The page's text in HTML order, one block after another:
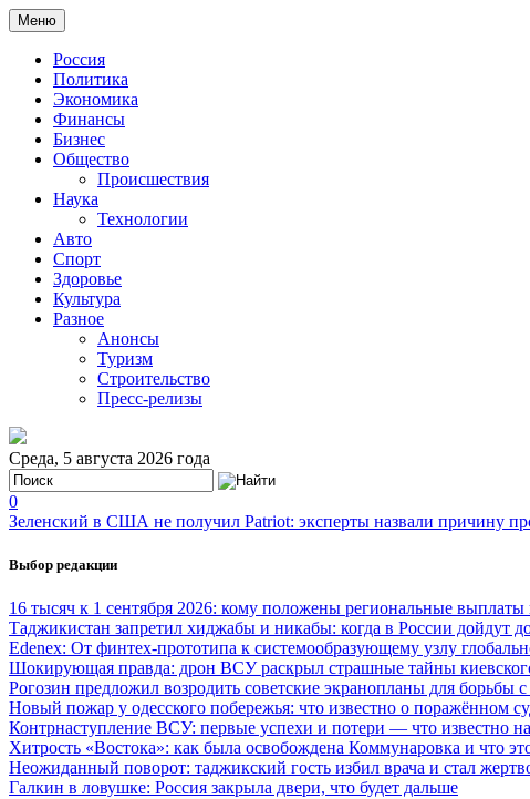
Меню
Россия
Политика
Экономика
Финансы
Бизнес
Общество
Происшествия
Наука
Технологии
Авто
Спорт
Здоровье
Культура
Разное
Анонсы
Туризм
Строительство
Пресс-релизы
Среда, 5 августа 2026 года
0
Зеленский в США не получил Patriot: эксперты назвали причину
Выбор редакции
16 тысяч к 1 сентября 2026: кому положены региональные выплаты
Таджикистан запретил хиджабы и никабы: когда в России дойдут
Edenex: От финтех-прототипа к системообразующему узлу
Шокирующая правда: дрон ВСУ раскрыл страшные тайны
Рогозин предложил возродить советские экранопланы для
Новый пожар у одесского побережья: что известно о поражённом
Контрнаступление ВСУ: первые успехи и потери — что известно
Хитрость «Востока»: как была освобождена Коммунаровка и что
Неожиданный поворот: таджикский гость избил врача и стал
Галкин в ловушке: Россия закрыла двери, что будет дальше